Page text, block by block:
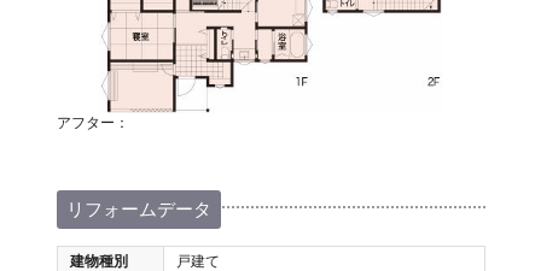
アフター：
リフォームデータ
建物種別
戸建て